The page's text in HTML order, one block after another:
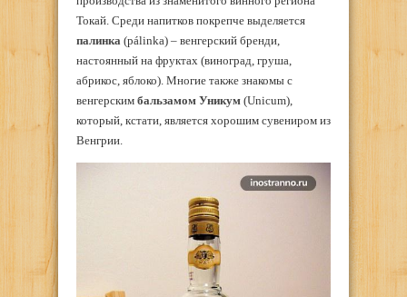
Токай. Среди напитков покрепче выделяется
палинка (pálinka) – венгерский бренди,
настоянный на фруктах (виноград, груша,
абрикос, яблоко). Многие также знакомы с
венгерским бальзамом Уникум (Unicum),
который, кстати, является хорошим сувениром из
Венгрии.